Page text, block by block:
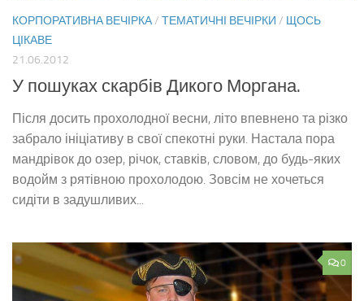
КОРПОРАТИВНА ВЕЧІРКА/ ТЕМАТИЧНІ ВЕЧІРКИ / ЩОСЬ
ЦІКАВЕ
21.06.2012
У пошуках скарбів Дикого Моргана.
Після досить прохолодної весни, літо впевнено та різко
забрало ініціативу в свої спекотні руки. Настала пора
мандрівок до озер, річок, ставків, словом, до будь-яких
водойм з рятівною прохолодою. Зовсім не хочеться
сидіти в задушливих...
0